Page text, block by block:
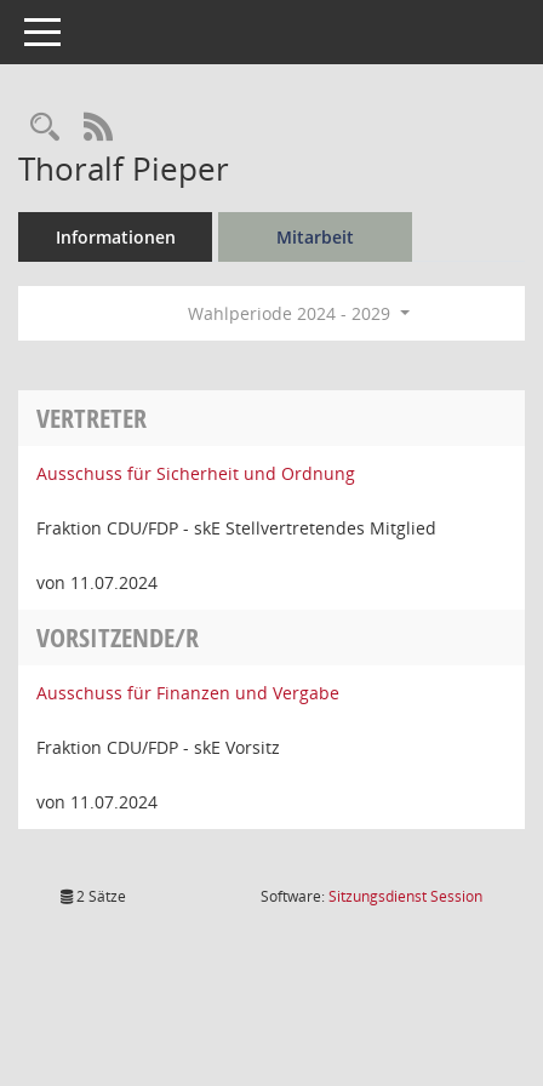
Toggle navigation
Rechercheauswahl
RSS-Feed
Thoralf Pieper
Informationen Mitarbeit
Wahlperiode 2024 - 2029
VERTRETER
Ausschuss für Sicherheit und Ordnung
Fraktion CDU/FDP - skE Stellvertretendes Mitglied
von 11.07.2024
VORSITZENDE/R
Ausschuss für Finanzen und Vergabe
Fraktion CDU/FDP - skE Vorsitz
von 11.07.2024
2 Sätze Software:SitzungsdienstSession(Wird in